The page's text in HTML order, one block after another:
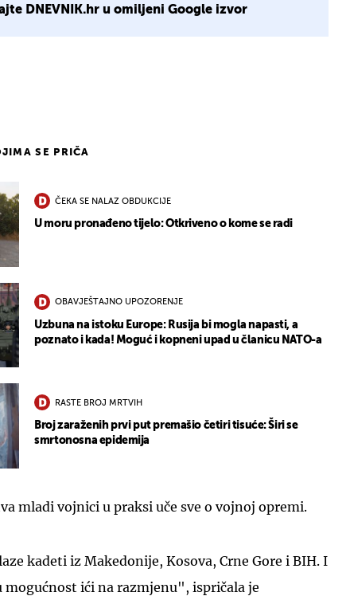
DNEVNIK.hr u omiljeni Google izvor
SE PRIČA
ČEKA SE NALAZ OBDUKCIJE
U moru pronađeno tijelo: Otkriveno o kome se radi
OBAVJEŠTAJNO UPOZORENJE
Uzbuna na istoku Europe: Rusija bi mogla napasti, a
poznato i kada! Moguć i kopneni upad u članicu NATO-a
RASTE BROJ MRTVIH
Broj zaraženih prvi put premašio četiri tisuće: Širi se
smrtonosna epidemija
mladi vojnici u praksi uče sve o vojnoj opremi.
kadeti iz Makedonije, Kosova, Crne Gore i BIH. I
ići na razmjenu", ispričala je